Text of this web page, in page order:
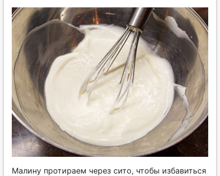
Малину протираем через сито, чтобы избавиться